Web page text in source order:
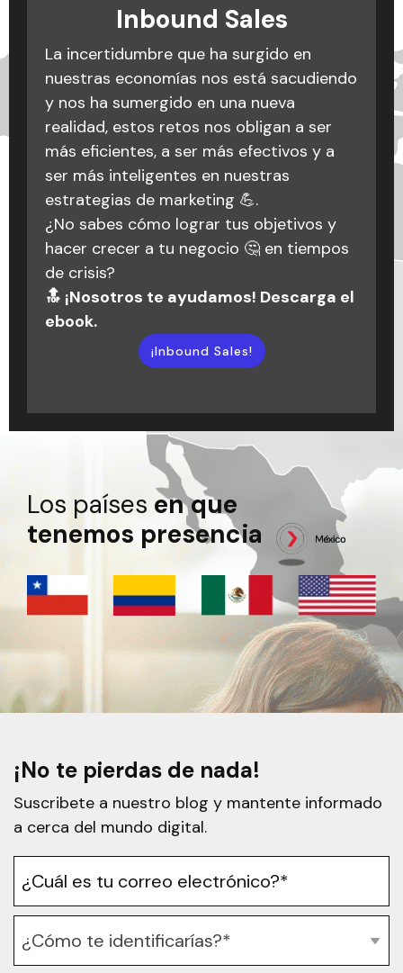
Inbound Sales
La incertidumbre que ha surgido en
nuestras economías nos está sacudiendo
y nos ha sumergido en una nueva
realidad, estos retos nos obligan a ser
más eficientes, a ser más efectivos y a
ser más inteligentes en nuestras
estrategias de marketing 💪.
¿No sabes cómo lograr tus objetivos y
hacer crecer a tu negocio 🤔 en tiempos
de crisis?
🔝 ¡Nosotros te ayudamos! Descarga el
ebook.
¡Inbound Sales!
Podcast: La cagada es no
saber cagarla
Equivocarse es muy fácil, lo importante
es no cometer los mismos errores varias
veces. Catalina Montoya, directora de
operaciones en Triario nos habla sobre
algunas cagadas en los procesos de
marketing digital con algunos clientes y
dentro de Triario. Situaciones de las que
hemos aprendido y que ahora hacen
parte de nuestra historia.
¡Escuchar podcast!
Inbound Marketing: qué
es, conceptos y
metodología
Crear una estrategia efectiva es como
preparar una receta: ¡necesitas
ingredientes claros y pasos precisos
para un resultado delicioso! 🍳🌟
Si sientes que tu estrategia está dando
vueltas en círculos, ¡hablemos! Estamos
aquí para ayudarte a darle forma a tus
objetivos y alcanzar el éxito que buscas.
🚀💬
Los países en que
tenemos presencia
¡No te pierdas de nada!
Suscribete a nuestro blog y mantente informado
a cerca del mundo digital.